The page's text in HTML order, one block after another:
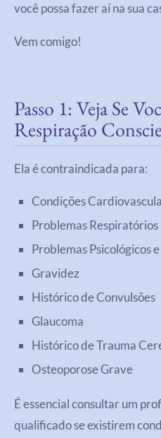
você possa fazer aí na sua
Vem comigo!
Passo 1: Veja Se
Respiração
Ela é contraindicada para:
Condições
Problemas Respiratórios
Problemas Psicológicos
Gravidez
Histórico de Convulsões
Glaucoma
Histórico de Trauma
Osteoporose Grave
É essencial consultar um
qualificado se existirem